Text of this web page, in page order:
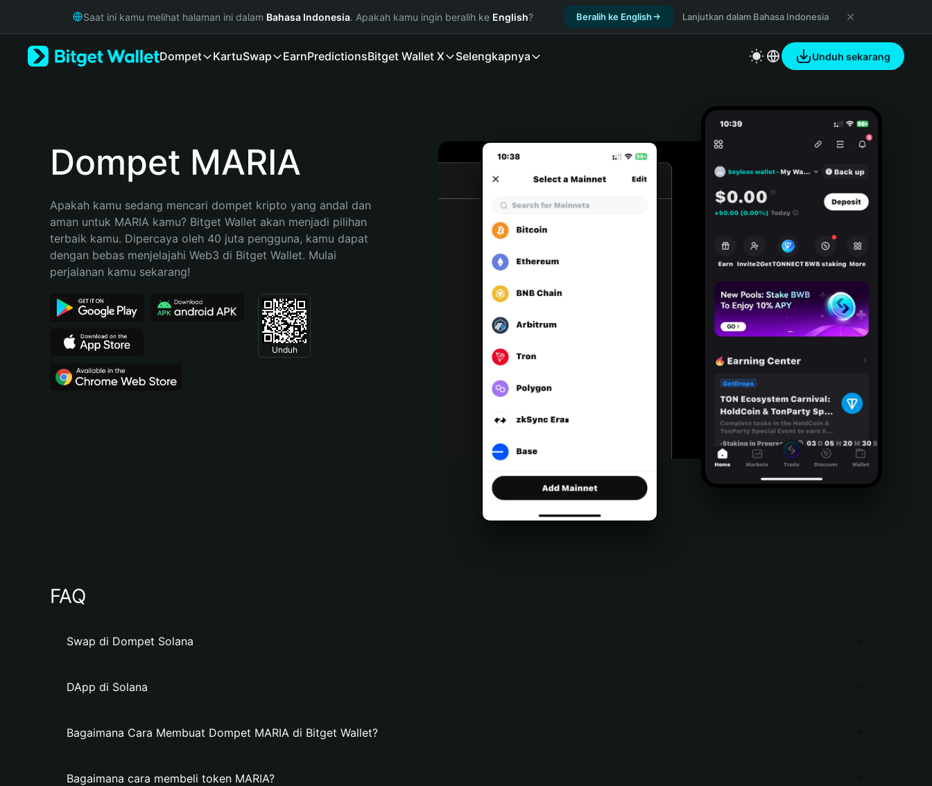
Русский
Bahasa Indonesia
Español (Argentina)
Saat ini kamu melihat halaman ini dalam Bahasa Indonesia. Apakah kamu ingin beralih ke English? Beralih ke English Lanjutkan dalam Bahasa Indonesia
Dompet KartuSwap EarnPredictionsBitget Wallet X Selengkapnya Unduh sekarang
Dompet MARIA
Apakah kamu sedang mencari dompet kripto yang andal dan
aman untuk MARIA kamu? Bitget Wallet akan menjadi pilihan
terbaik kamu. Dipercaya oleh 40 juta pengguna, kamu dapat
dengan bebas menjelajahi Web3 di Bitget Wallet. Mulai
perjalanan kamu sekarang!
Unduh
FAQ
Swap di Dompet Solana
DApp di Solana
Bagaimana Cara Membuat Dompet MARIA di Bitget Wallet?
Bagaimana cara membeli token MARIA?